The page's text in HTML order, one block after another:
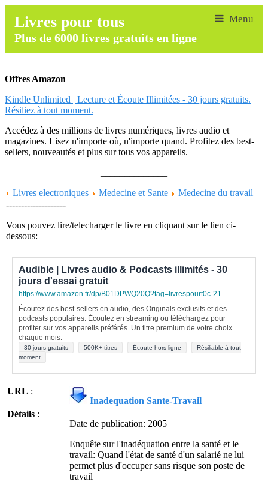
Livres pour tous
Plus de 6000 livres gratuits en ligne
Offres Amazon
Kindle Unlimited | Lecture et Écoute Illimitées - 30 jours gratuits.
Résiliez à tout moment.
Accédez à des millions de livres numériques, livres audio et
magazines. Lisez n'importe où, n'importe quand. Profitez des best-
sellers, nouveautés et plus sur tous vos appareils.
Livres electroniques
Medecine et Sante
Medecine du travail
--------------------
Vous pouvez lire/telecharger le livre en cliquant sur le lien ci-
dessous:
Audible | Livres audio & Podcasts illimités - 30
jours d'essai gratuit
https://www.amazon.fr/dp/B01DPWQ20Q?tag=livrespourt0c-21
Écoutez des best-sellers en audio, des Originals exclusifs et des
podcasts populaires. Écoutez en streaming ou téléchargez pour
profiter sur vos appareils préférés. Un titre premium de votre choix
chaque mois.
30 jours gratuits 500K+ titres Écoute hors ligne
Résiliable à tout
moment
URL :
Inadequation Sante-Travail
Détails :
Date de publication: 2005
Enquête sur l'inadéquation entre la santé et le
travail: Quand l'état de santé d'un salarié ne lui
permet plus d'occuper sans risque son poste de
travail